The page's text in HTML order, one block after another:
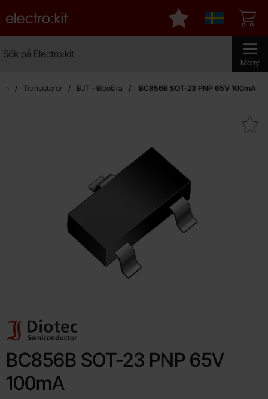
Meny
Startsidan för Electro:kit
Sverige
Mina favoriter
Transistorer BJT - Bipolära BC856B SOT-23 PNP 65V 100mA
Makera bC856B SOT-23
BC856B SOT-23 PNP 65V
100mA